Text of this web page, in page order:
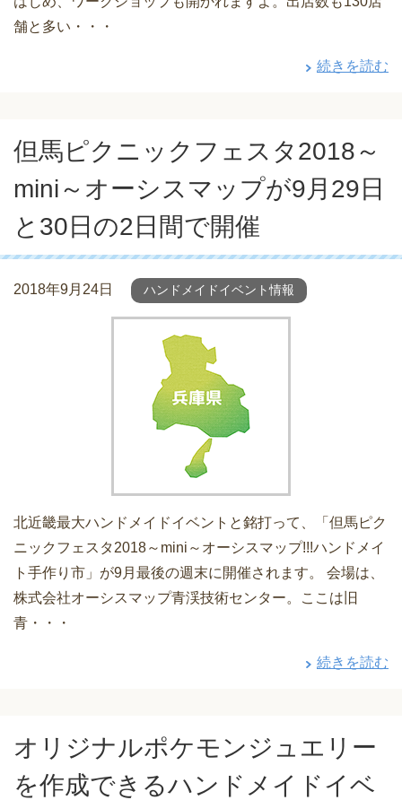
舗と多い・・・
続きを読む
但馬ピクニックフェスタ2018～
mini～オーシスマップが9月29日
と30日の2日間で開催
2018年9月24日 ハンドメイドイベント情報
北近畿最大ハンドメイドイベントと銘打って、「但馬ピク
ニックフェスタ2018～mini～オーシスマップ!!!ハンドメイ
ト手作り市」が9月最後の週末に開催されます。 会場は、
株式会社オーシスマップ青渓技術センター。ここは旧
青・・・
続きを読む
オリジナルポケモンジュエリー
を作成できるハンドメイドイベ